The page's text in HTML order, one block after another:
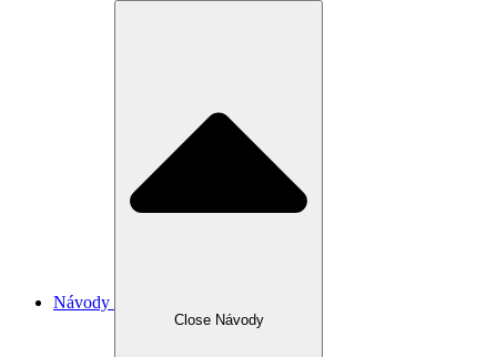
Návody
Close Návody